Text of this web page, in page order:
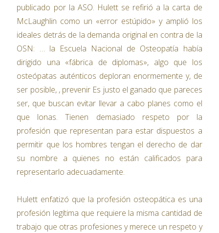
publicado por la ASO. Hulett se refirió a la carta de
McLaughlin como un «error estúpido» y amplió los
ideales detrás de la demanda original en contra de la
OSN: … la Escuela Nacional de Osteopatía había
dirigido una «fábrica de diplomas», algo que los
osteópatas auténticos deploran enormemente y, de
ser posible, , prevenir Es justo el ganado que pareces
ser, que buscan evitar llevar a cabo planes como el
que lonas. Tienen demasiado respeto por la
profesión que representan para estar dispuestos a
permitir que los hombres tengan el derecho de dar
su nombre a quienes no están calificados para
representarlo adecuadamente.
Hulett enfatizó que la profesión osteopática es una
profesión legítima que requiere la misma cantidad de
trabajo que otras profesiones y merece un respeto y